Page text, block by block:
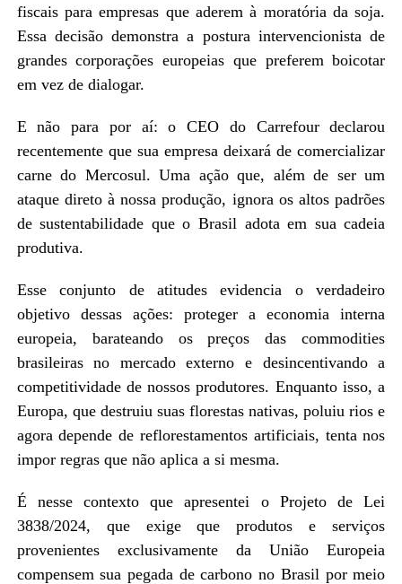
fiscais para empresas que aderem à moratória da soja.
Essa decisão demonstra a postura intervencionista de
grandes corporações europeias que preferem boicotar
em vez de dialogar.
E não para por aí: o CEO do Carrefour declarou
recentemente que sua empresa deixará de comercializar
carne do Mercosul. Uma ação que, além de ser um
ataque direto à nossa produção, ignora os altos padrões
de sustentabilidade que o Brasil adota em sua cadeia
produtiva.
Esse conjunto de atitudes evidencia o verdadeiro
objetivo dessas ações: proteger a economia interna
europeia, barateando os preços das commodities
brasileiras no mercado externo e desincentivando a
competitividade de nossos produtores. Enquanto isso, a
Europa, que destruiu suas florestas nativas, poluiu rios e
agora depende de reflorestamentos artificiais, tenta nos
impor regras que não aplica a si mesma.
É nesse contexto que apresentei o Projeto de Lei
3838/2024, que exige que produtos e serviços
provenientes exclusivamente da União Europeia
compensem sua pegada de carbono no Brasil por meio